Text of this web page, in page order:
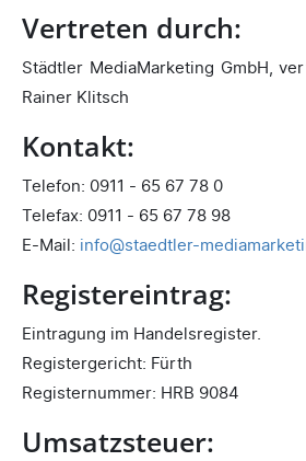
Vertreten durch:
Städtler MediaMarketing GmbH,
Rainer Klitsch
Kontakt:
Telefon: 0911 - 65 67 78 0
Telefax: 0911 - 65 67 78 98
E-Mail: info staedtler-
Registereintrag:
Eintragung im Handelsregister.
Registergericht: Fürth
Registernummer: HRB 9084
Umsatzsteuer: